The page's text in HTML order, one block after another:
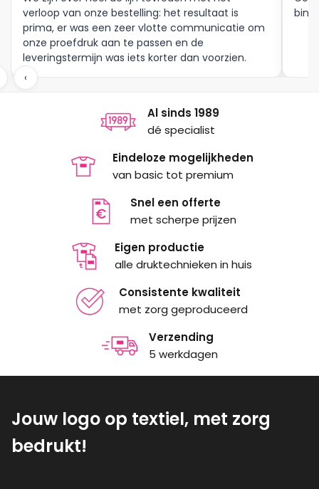
verloop van onze bestelling: het resultaat is
prima, er was een zeer vlotte communicatie om
onze proefdruk aan te passen en de
leveringstermijn was iets korter dan voorzien.
Meer moet dat niet zijn.
‹
Al sinds 1989
dé specialist
Eindeloze mogelijkheden
van basic tot premium
Snel een offerte
met scherpe prijzen
Eigen productie
alle druktechnieken in huis
Consistente kwaliteit
met zorg geproduceerd
Verzending
5 werkdagen
Jouw logo op textiel, met zorg
bedrukt!